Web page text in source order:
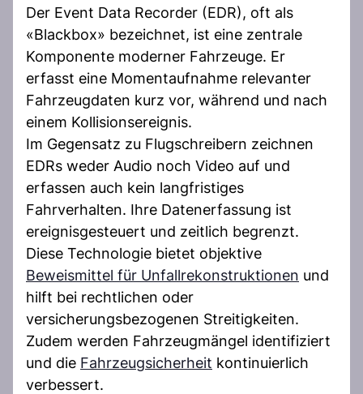
Der Event Data Recorder (EDR), oft als
«Blackbox» bezeichnet, ist eine zentrale
Komponente moderner Fahrzeuge. Er
erfasst eine Momentaufnahme relevanter
Fahrzeugdaten kurz vor, während und nach
einem Kollisionsereignis.
Im Gegensatz zu Flugschreibern zeichnen
EDRs weder Audio noch Video auf und
erfassen auch kein langfristiges
Fahrverhalten. Ihre Datenerfassung ist
ereignisgesteuert und zeitlich begrenzt.
Diese Technologie bietet objektive
Beweismittel für Unfallrekonstruktionen und
hilft bei rechtlichen oder
versicherungsbezogenen Streitigkeiten.
Zudem werden Fahrzeugmängel identifiziert
und die Fahrzeugsicherheit kontinuierlich
verbessert.